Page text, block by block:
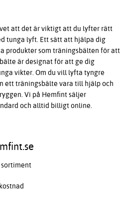
att det är viktigt att du lyfter rätt
tunga lyft. Ett sätt att hjälpa dig
produkter som träningsbälten för att
är designat för att ge dig
vikter. Om du vill lyfta tyngre
ett träningsbälte vara till hjälp och
Vi på Hemfint säljer
och alltid billigt online.
sortiment